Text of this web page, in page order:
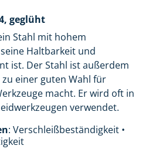
geglüht
Stahl mit hohem
Haltbarkeit und
ist. Der Stahl ist außerdem
einer guten Wahl für
macht. Er wird oft in
verwendet.
: Verschleißbeständigkeit •